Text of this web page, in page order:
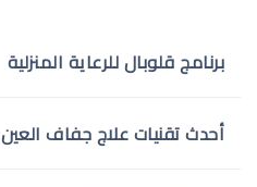
برنامج قلوبال للرعاية المنزلية
أحدث تقنيات علاج جفاف العين